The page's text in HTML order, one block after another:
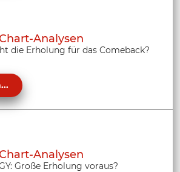
Analysen
die Erholung für das Comeback?
Analysen
Große Erholung voraus?